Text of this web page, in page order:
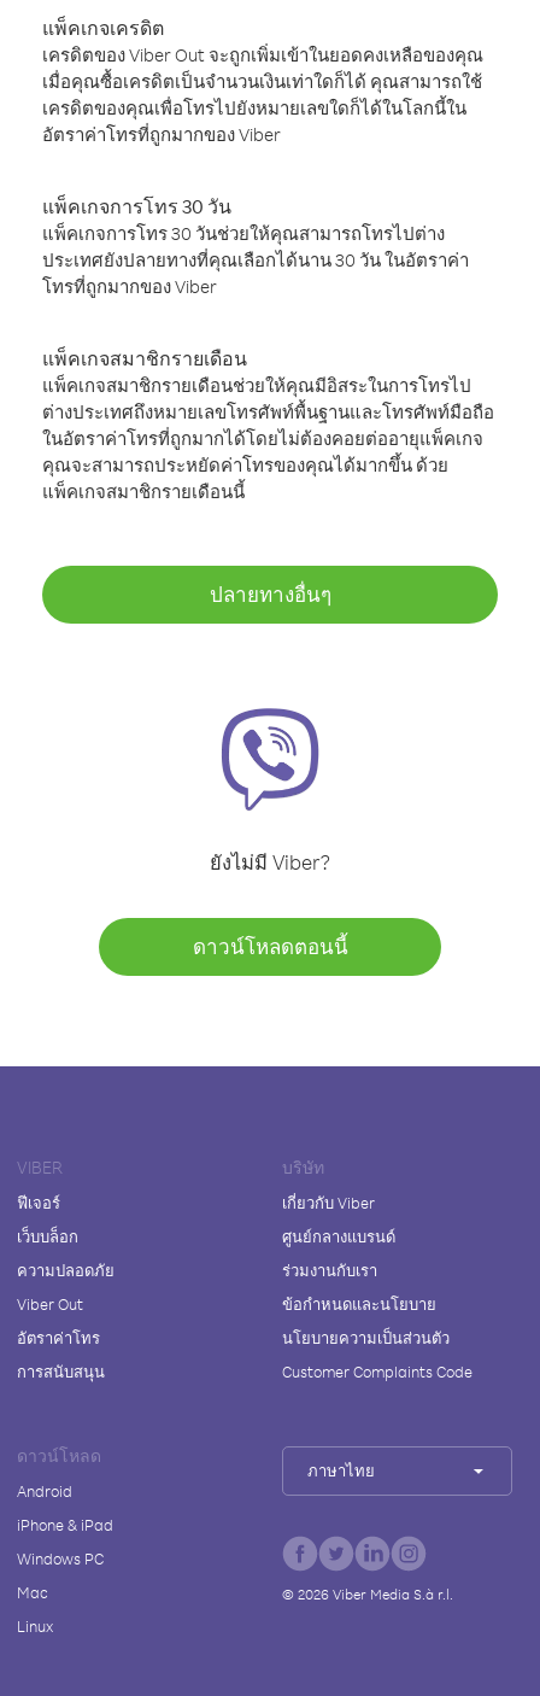
แพ็คเกจเครดิต
เครดิตของ Viber Out จะถูกเพิ่มเข้าในยอดคงเหลือของคุณ
เมื่อคุณซื้อเครดิตเป็นจำนวนเงินเท่าใดก็ได้ คุณสามารถใช้
เครดิตของคุณเพื่อโทรไปยังหมายเลขใดก็ได้ในโลกนี้ใน
อัตราค่าโทรที่ถูกมากของ Viber
แพ็คเกจการโทร 30 วัน
แพ็คเกจการโทร 30 วันช่วยให้คุณสามารถโทรไปต่าง
ประเทศยังปลายทางที่คุณเลือกได้นาน 30 วัน ในอัตราค่า
โทรที่ถูกมากของ Viber
แพ็คเกจสมาชิกรายเดือน
แพ็คเกจสมาชิกรายเดือนช่วยให้คุณมีอิสระในการโทรไป
ต่างประเทศถึงหมายเลขโทรศัพท์พื้นฐานและโทรศัพท์มือถือ
ในอัตราค่าโทรที่ถูกมากได้โดยไม่ต้องคอยต่ออายุแพ็คเกจ
คุณจะสามารถประหยัดค่าโทรของคุณได้มากขึ้น ด้วย
แพ็คเกจสมาชิกรายเดือนนี้
ปลายทางอื่นๆ
ยังไม่มี Viber?
ดาวน์โหลดตอนนี้
VIBER
ฟีเจอร์
เว็บบล็อก
ความปลอดภัย
Viber Out
อัตราค่าโทร
การสนับสนุน
บริษัท
เกี่ยวกับ Viber
ศูนย์กลางแบรนด์
ร่วมงานกับเรา
ข้อกำหนดและนโยบาย
นโยบายความเป็นส่วนตัว
Customer Complaints Code
ดาวน์โหลด
Android
iPhone & iPad
Windows PC
Mac
Linux
ภาษาไทย
© 2026Viber Media S.à r.l.